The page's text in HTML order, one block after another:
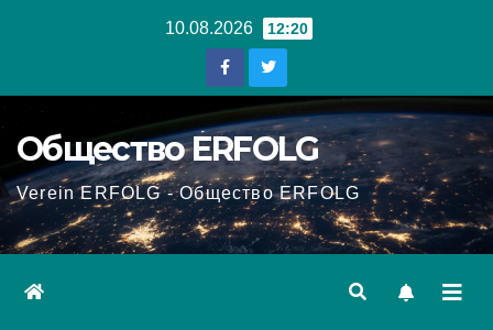
10.08.2026 12:20
Общество ERFOLG
Verein ERFOLG - Общество ERFOLG